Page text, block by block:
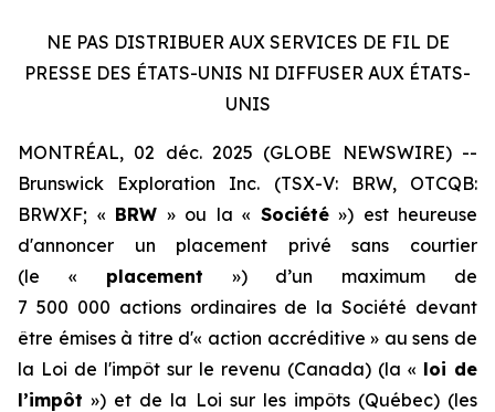
NE PAS DISTRIBUER AUX SERVICES DE FIL DE
PRESSE DES ÉTATS-UNIS NI DIFFUSER AUX ÉTATS-
UNIS
MONTRÉAL, 02 déc. 2025 (GLOBE NEWSWIRE) --
Brunswick Exploration Inc. (TSX-V: BRW, OTCQB:
BRWXF; « BRW » ou la « Société») est heureuse
d'annoncer un placement privé sans courtier
(le « placement ») d’un maximum de
7 500 000 actions ordinaires de la Société devant
être émises à titre d'« action accréditive » au sens de
la Loi de l'impôt sur le revenu (Canada) (la « loi de
l’impôt ») et de la Loi sur les impôts(Québec) (les